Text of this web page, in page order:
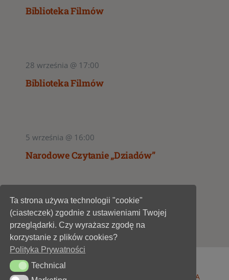
Biblioteka Filmów
28 września @ 17:00
Biblioteka Filmów
5 września @ 16:00
Narodowe Czytanie „Dziadów”
1
© 1947 - 2026 • Miejska Biblioteka Publiczna im. A
Ta strona używa technologii "cookie"
(ciasteczek) zgodnie z ustawieniami Twojej
przeglądarki. Czy wyrażasz zgodę na
korzystanie z plików cookies?
Polityka Prywatności
TechnicalTechnical